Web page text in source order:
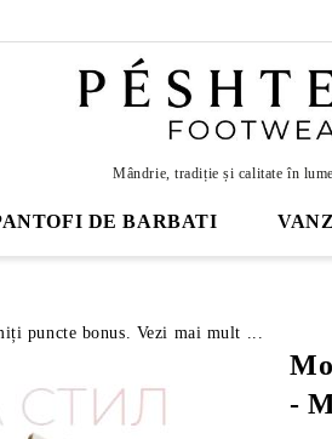
Mândrie, tradiție și calitate în
DE BARBATI
puncte bonus. Vezi mai mult ...
-